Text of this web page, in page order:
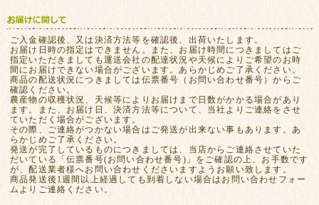
ご入金確認後、又は決済方法等を確認後、出荷いたします。
お届け日時の指定はできません。また、お届け時間につきましてはご
指定いただきましても運送会社の配達状況や天候によりご希望のお時
間にお届けできない場合がございます。あらかじめご了承ください。
商品の配送状況につきましては伝票番号（お問い合わせ番号）からご
確認ください。
農産物の収穫状況、天候等によりお届けまで日数がかかる場合があり
ます。また、お届け日、決済方法等について、当社よりご連絡をさせ
ていただく場合がございます。
その際、ご連絡がつかない場合はご発送が出来ない事もあります。あ
らかじめご了承ください。
発送が完了しているものにつきましては、当店からご連絡させていた
だいている「伝票番号(お問い合わせ番号)」をご確認の上、お手数です
が、配送業者様へお問い合わせくださいますようお願い致します。
商品発送後1週間以上経過しても到着しない場合はお問い合わせフォー
ムよりご連絡ください。